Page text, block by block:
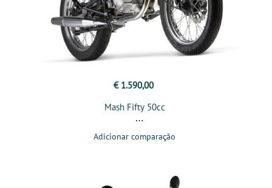
€ 1.590,00
Mash Fifty 50cc
Adicionar comparação